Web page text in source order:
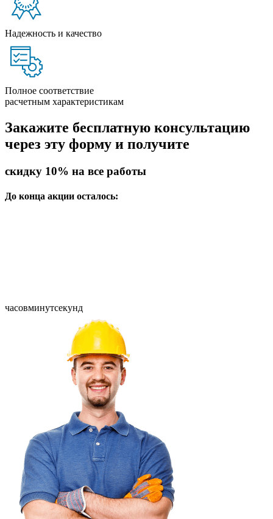
Надежность и качество
Полное соответствие
расчетным характеристикам
Закажите бесплатную консультацию
через эту форму и получите
скидку 10% на все работы
До конца акции осталось:
часовминутсекунд